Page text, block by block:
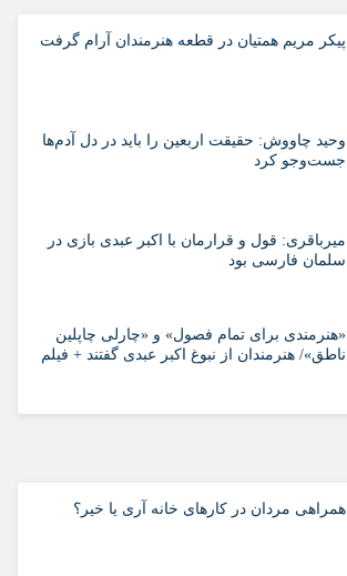
پیکر مریم همتیان در قطعه هنرمندان آرام گرفت
وحید چاووش: حقیقت اربعین را باید در دل آدم‌ها
جست‌وجو کرد
میرباقری: قول و قرارمان با اکبر عبدی بازی در
سلمان فارسی بود
«هنرمندی برای تمام فصول» و «چارلی چاپلین
ناطق»/ هنرمندان از نبوغ اکبر عبدی گفتند + فیلم
همراهی مردان در کارهای خانه آری یا خیر؟